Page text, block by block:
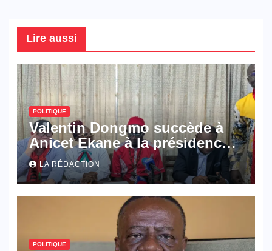
Lire aussi
POLITIQUE
Valentin Dongmo succède à
Anicet Ekane à la présidence
du MANIDEM
LA RÉDACTION
POLITIQUE